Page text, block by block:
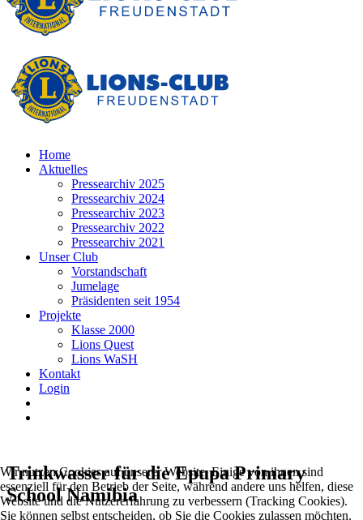
Home
Aktuelles
Pressearchiv 2025
Pressearchiv 2024
Pressearchiv 2023
Pressearchiv 2022
Pressearchiv 2021
Unser Club
Vorstandschaft
Jumelage
Präsidenten seit 1954
Projekte
Klasse 2000
Lions Quest
Lions WaSH
Kontakt
Login
Trinkwasser für die Epupa Primary
School Namibia
Wir nutzen Cookies auf unserer Website. Einige von ihnen sind
essenziell für den Betrieb der Seite, während andere uns helfen, diese
Website und die Nutzererfahrung zu verbessern (Tracking Cookies).
Sie können selbst entscheiden, ob Sie die Cookies zulassen möchten.